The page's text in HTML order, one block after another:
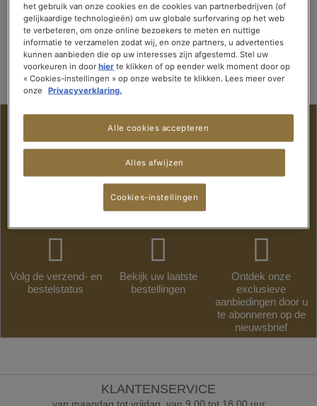
VERBINDING MAKEN
Wachtwoord vergeten?
Nieuwe klant?
CREËER EEN ACCOUNT
Maak uw account en: :
Volg de verzend- en
bestelstatus
Bekijk uw laatste
bestellingen
Ontdek onze
exclusieve
aanbiedingen door u
te abonneren op de
nieuwsbrief
KLANTENSERVICE
van maandag tot vrijdag, van 9.00 tot 18.00 uur
het gebruik van onze cookies en de cookies van partnerbedrijven (of
gelijkaardige technologieën) om uw globale surfervaring op het web
te verbeteren, om onze online bezoekers te meten en nuttige
informatie te verzamelen zodat wij, en onze partners, u advertenties
kunnen aanbieden die op uw interesses zijn afgestemd. Stel uw
voorkeuren in doorhier te klikken of op eender welk moment door op
« Cookies-instellingen » op onze website te klikken. Lees meer over
onze
Privacyverklaring.
Alles afwijzen
Alle cookies accepteren
Cookies-instellingen